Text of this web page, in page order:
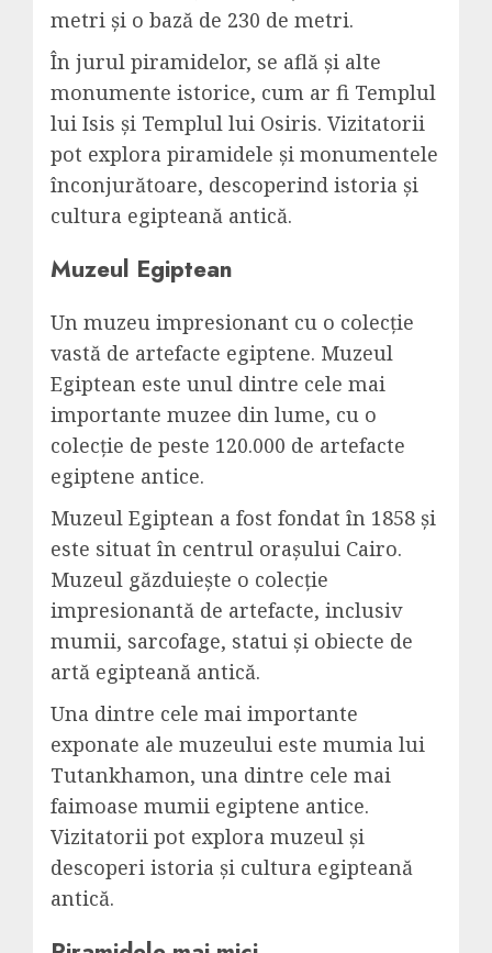
metri și o bază de 230 de metri.
În jurul piramidelor, se află și alte
monumente istorice, cum ar fi Templul
lui Isis și Templul lui Osiris. Vizitatorii
pot explora piramidele și monumentele
înconjurătoare, descoperind istoria și
cultura egipteană antică.
Muzeul Egiptean
Un muzeu impresionant cu o colecție
vastă de artefacte egiptene. Muzeul
Egiptean este unul dintre cele mai
importante muzee din lume, cu o
colecție de peste 120.000 de artefacte
egiptene antice.
Muzeul Egiptean a fost fondat în 1858 și
este situat în centrul orașului Cairo.
Muzeul găzduiește o colecție
impresionantă de artefacte, inclusiv
mumii, sarcofage, statui și obiecte de
artă egipteană antică.
Una dintre cele mai importante
exponate ale muzeului este mumia lui
Tutankhamon, una dintre cele mai
faimoase mumii egiptene antice.
Vizitatorii pot explora muzeul și
descoperi istoria și cultura egipteană
antică.